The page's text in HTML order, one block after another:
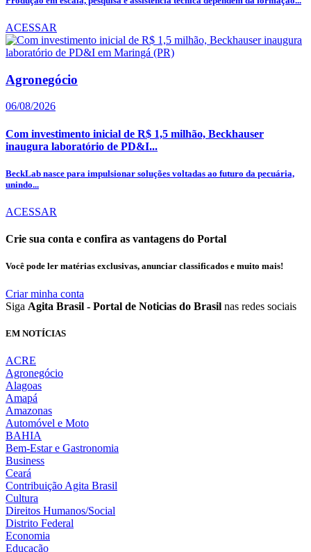
ACESSAR
Agronegócio
06/08/2026
Com investimento inicial de R$ 1,5 milhão, Beckhauser
inaugura laboratório de PD&I...
BeckLab nasce para impulsionar soluções voltadas ao futuro da pecuária,
unindo...
ACESSAR
Crie sua conta e confira as vantagens do Portal
Você pode ler matérias exclusivas, anunciar classificados e muito mais!
Criar minha conta
Siga Agita Brasil - Portal de Noticias do Brasil nas redes sociais
EM NOTÍCIAS
ACRE
Agronegócio
Alagoas
Amapá
Amazonas
Automóvel e Moto
BAHIA
Bem-Estar e Gastronomia
Business
Ceará
Contribuição Agita Brasil
Cultura
Direitos Humanos/Social
Distrito Federal
Economia
Educação